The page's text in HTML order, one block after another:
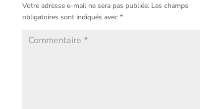
Votre adresse e-mail ne sera pas publiée. Les champs
obligatoires sont indiqués avec *